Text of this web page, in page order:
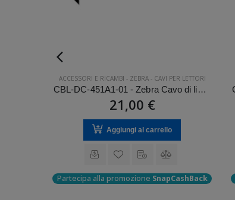
ACCESSORI E RICAMBI - ZEBRA- CAVI PER LETTORI
CBL-DC-451A1-01 - Zebra Cavo di linea CC con filtro
21,00 €
Aggiungi al carrello
Partecipa alla promozione SnapCashBack